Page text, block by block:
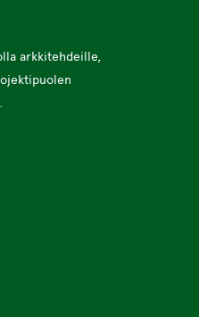
arkkitehdeille,